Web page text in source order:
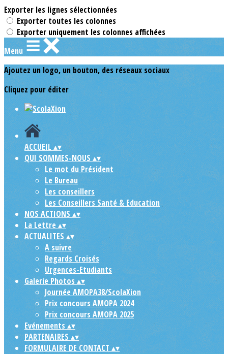
Exporter les lignes sélectionnées
Exporter toutes les colonnes
Exporter uniquement les colonnes affichées
Menu
Ajoutez un logo, un bouton, des réseaux sociaux
Cliquez pour éditer
ACCUEIL▴▾
QUI SOMMES-NOUS▴▾
Le mot du Président
Le Bureau
Les conseillers
Les Conseillers Santé & Education
NOS ACTIONS▴▾
La Lettre▴▾
ACTUALITES▴▾
A suivre
Regards Croisés
Urgences-Etudiants
Galerie Photos▴▾
Journée AMOPA38/ScolaXion
Prix concours AMOPA 2024
Prix concours AMOPA 2025
Evénements▴▾
PARTENAIRES▴▾
FORMULAIRE DE CONTACT▴▾